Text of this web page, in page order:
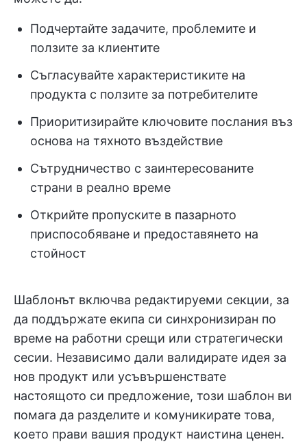
Подчертайте задачите, проблемите и
ползите за клиентите
Съгласувайте характеристиките на
продукта с ползите за потребителите
Приоритизирайте ключовите послания въз
основа на тяхното въздействие
Сътрудничество с заинтересованите
страни в реално време
Открийте пропуските в пазарното
приспособяване и предоставянето на
стойност
Шаблонът включва редактируеми секции, за
да поддържате екипа си синхронизиран по
време на работни срещи или стратегически
сесии. Независимо дали валидирате идея за
нов продукт или усъвършенствате
настоящото си предложение, този шаблон ви
помага да разделите и комуникирате това,
което прави вашия продукт наистина ценен.